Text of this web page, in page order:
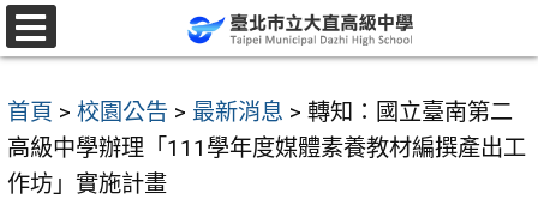
跳
至
要
內
容
首頁 > 校園公告 > 最新消息 > 轉知：國立臺南第二
高級中學辦理「111學年度媒體素養教材編撰產出工
作坊」實施計畫
選
單